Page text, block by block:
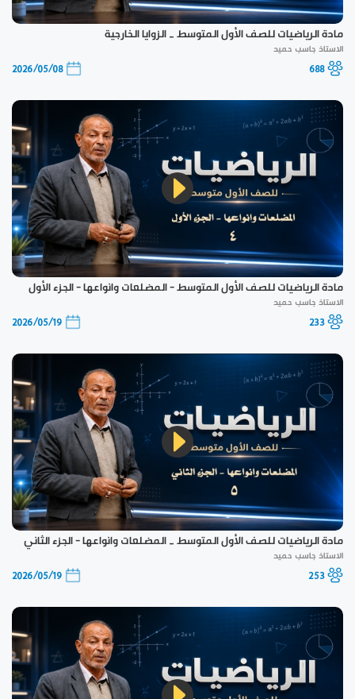
مادة الرياضيات للصف الأول المتوسط _ الزوايا الخارجية
الاستاذ جاسب حميد
688
2026/05/08
مادة الرياضيات للصف الأول المتوسط - المضلعات وانواعها - الجزء الأول
الاستاذ جاسب حميد
233
2026/05/19
مادة الرياضيات للصف الأول المتوسط _ المضلعات وانواعها - الجزء الثاني
الاستاذ جاسب حميد
253
2026/05/19